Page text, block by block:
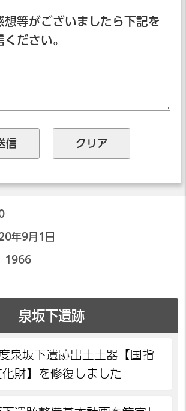
想等がございましたら下記を
ださい。
年9月1日
1966
泉坂下遺跡
泉坂下遺跡出土土器【国指
財】を修復しました